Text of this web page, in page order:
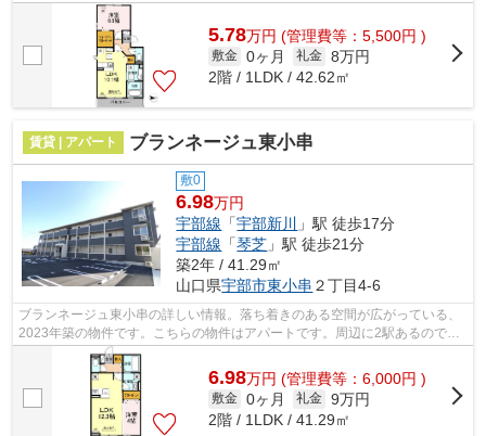
紹介するのは2016年11月竣工・築6年の...
5.78万円 (管理費等：5,500円 )
敷金 0ヶ月 礼金 8万円
2階 / 1LDK / 42.62㎡
賃貸 | アパート ブランネージュ東小串
敷0
6.98万円
宇部線 「宇部新川
」駅 徒歩17分
宇部線 「琴芝 」駅 徒歩21分
築2年 / 41.29㎡
山口県宇部市東小串 ２丁目4-6
ブランネージュ東小串の詳しい情報。落ち着きのある空間が広がっている、
2023年築の物件です。こちらの物件はアパートです。周辺に2駅あるので電
車通勤しやすいです。こちらの物件以外...
6.98万円 (管理費等：6,000円 )
敷金 0ヶ月 礼金 9万円
2階 / 1LDK / 41.29㎡